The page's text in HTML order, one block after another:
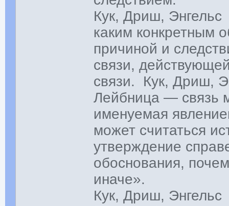
Кук, Дриш, Энгельс
каким конкретным
причиной и
связи,
связи. Кук, Дриш,
Лейбница — связь
именуемая
может считаться
утверждение
обоснования,
иначе».
Кук, Дриш,